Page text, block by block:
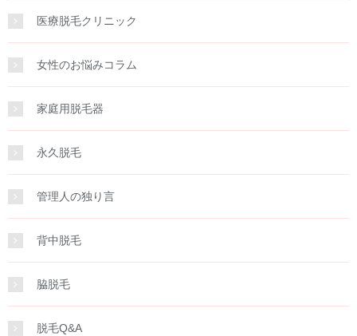
医療脱毛クリニック
女性のお悩みコラム
家庭用脱毛器
永久脱毛
管理人の独り言
背中脱毛
脇脱毛
脱毛Q&A